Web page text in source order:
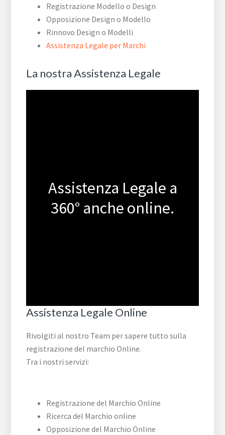
Registrazione Modello o Design
Opposizione Design o Modello
Rinnovo Design o Modelli
Assistenza Legale per Marchi
La nostra Assistenza Legale
Assistenza Legale a
360° anche online.
Assistenza Legale Online
Rivolgiti al nostro Team per sapere tutto sulla
registrazione del marchio Online.
Tra i nostri servizi:
Registrazione del Marchio Online
Ricerca del Marchio online
Opposizione del Marchio Online